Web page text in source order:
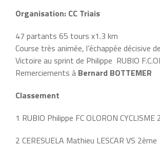
Organisation: CC Triais
47 partants 65 tours x1.3 km
Course très animée, l’échappée décisive
Victoire au sprint de Philippe RUBIO
Remerciements à Bernard BOTTEMER
Classement
1 RUBIO Philippe FC OLORON
2 CERESUELA Mathieu LESCAR VS